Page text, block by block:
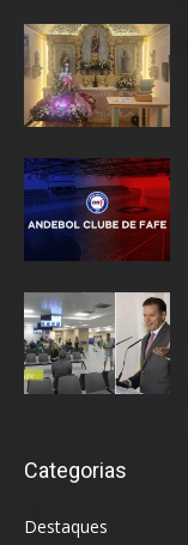
Categorias
Destaques